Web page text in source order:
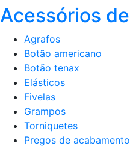
Acessórios
Agrafos
Botão americano
Botão tenax
Elásticos
Fivelas
Grampos
Torniquetes
Pregos de acabamento